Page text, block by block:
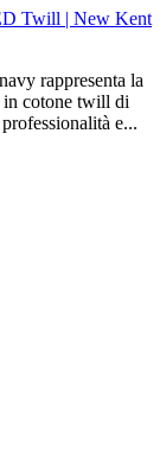
Twill | New Kent
rappresenta la
in cotone twill di
e...